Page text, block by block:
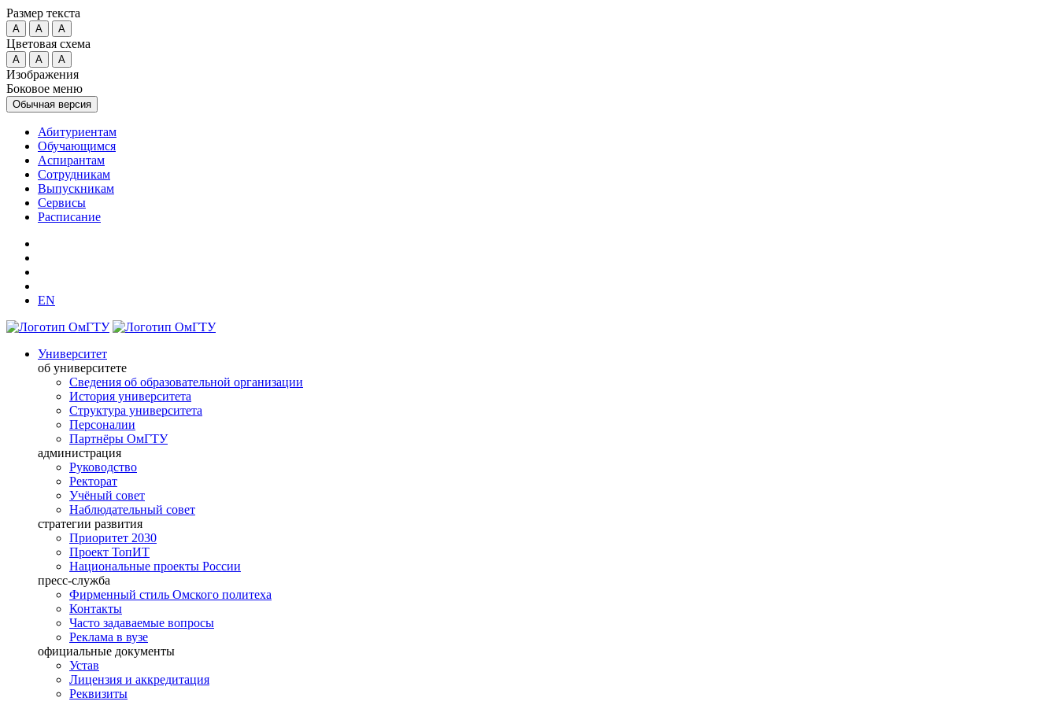
Размер текста
A A A
Цветовая схема
A A A
Изображения
Боковое меню
Обычная версия
Абитуриентам
Обучающимся
Аспирантам
Сотрудникам
Выпускникам
Сервисы
Расписание
EN
Университет
об университете
Сведения об образовательной организации
История университета
Структура университета
Персоналии
Партнёры ОмГТУ
администрация
Руководство
Ректорат
Учёный совет
Наблюдательный совет
стратегии развития
Приоритет 2030
Проект ТопИТ
Национальные проекты России
пресс-служба
Фирменный стиль Омского политеха
Контакты
Часто задаваемые вопросы
Реклама в вузе
официальные документы
Устав
Лицензия и аккредитация
Реквизиты